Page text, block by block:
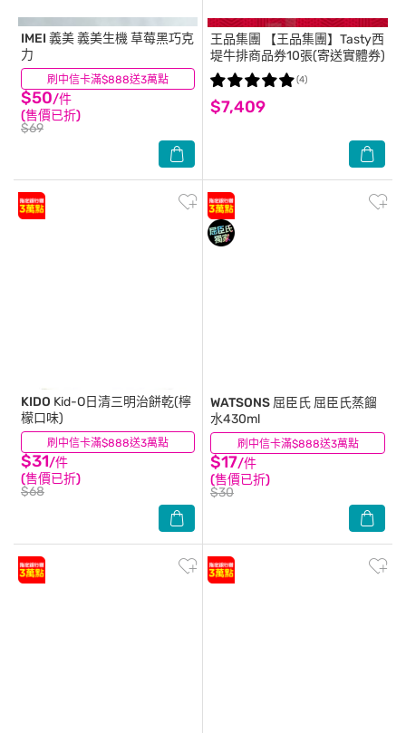
刷中信卡滿$888送3萬點
IMEI 義美義美生機 草莓黑巧克
力
$50/件
(售價已折)
$69
(28)
王品集團
【王品集團】Tasty西
堤牛排商品券10張(寄送實體券)
$7,409
(4)
刷中信卡滿$888送3萬點
KIDO Kid-O日清三明治餅乾(檸
檬口味)
$31/件
(售價已折)
$68
(29) 刷中信卡滿$888送3萬點
WATSONS 屈臣氏 屈臣氏蒸餾
水430ml
$17/件
(售價已折)
$30
(9)